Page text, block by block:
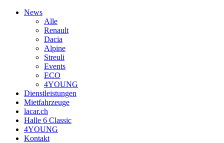
News
Alle
Renault
Dacia
Alpine
Streuli
Events
ECO
4YOUNG
Dienstleistungen
Mietfahrzeuge
lacar.ch
Halle 6 Classic
4YOUNG
Kontakt